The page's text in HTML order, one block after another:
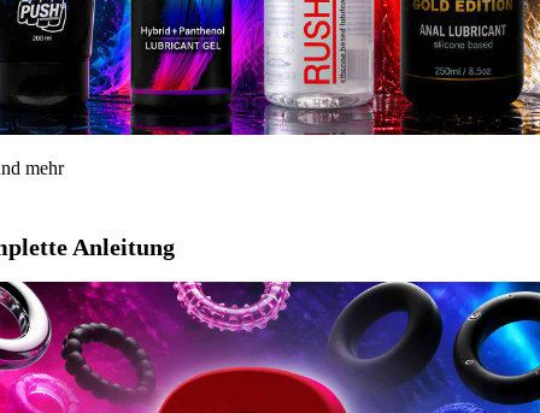
mehr
Anleitung